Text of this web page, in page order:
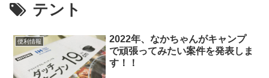
テント
便利情報
2022年、なかちゃんがキャンプ
で頑張ってみたい案件を発表しま
す！！